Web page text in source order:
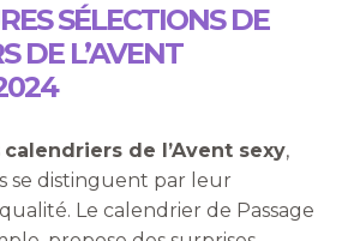
SÉLECTIONS DE
DE L’AVENT
calendriers de l’Avent sexy,
se distinguent par leur
Le calendrier de Passage